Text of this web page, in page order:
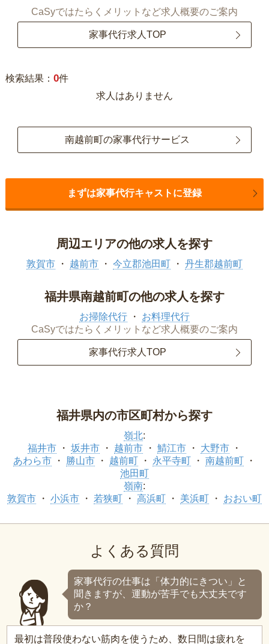
CaSyではたらくメリットなど求人概要のご案内
家事代行求人TOP
検索結果： 0件
求人はありません
南越前町の家事代行サービス
まずは家事代行キャストに登録
周辺エリアの他の求人を探す
敦賀市 越前市 今立郡池田町 丹生郡越前町
福井県南越前町の他の求人を探す
お掃除代行
お料理代行
CaSyではたらくメリットなど求人概要のご案内
家事代行求人TOP
福井県内の市区町村から探す
嶺北:
福井市
坂井市 越前市 鯖江市
大野市
あわら市
勝山市 越前町 永平寺町
南越前町
池田町
嶺南:
敦賀市
小浜市 若狭町 高浜町 美浜町 おおい町
よくある質問
家事代行の仕事は「体力的にきつい」と
聞きますが、運動が苦手でも大丈夫です
か？
最初は普段使わない筋肉を使うため、数日間は疲れを